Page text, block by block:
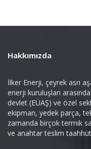
Hakkımızda
İlker Enerji, çeyrek asrı
enerji kuruluşları
devlet (EÜAŞ) ve özel
ekipman, yedek parça,
zamanda birçok termik
ve anahtar teslim